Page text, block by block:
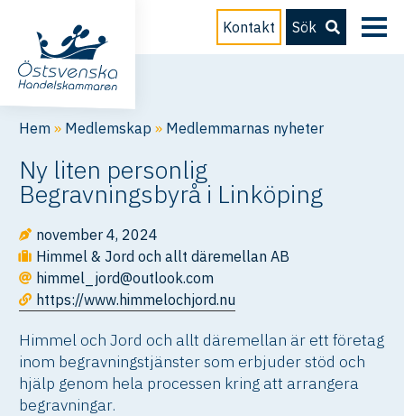
Kontakt Sök
Hem » Medlemskap » Medlemmarnas nyheter
Ny liten personlig
Begravningsbyrå i Linköping
november 4, 2024
Himmel & Jord och allt däremellan AB
himmel_jord@outlook.com
https://www.himmelochjord.nu
Himmel och Jord och allt däremellan är ett företag
inom begravningstjänster som erbjuder stöd och
hjälp genom hela processen kring att arrangera
begravningar.